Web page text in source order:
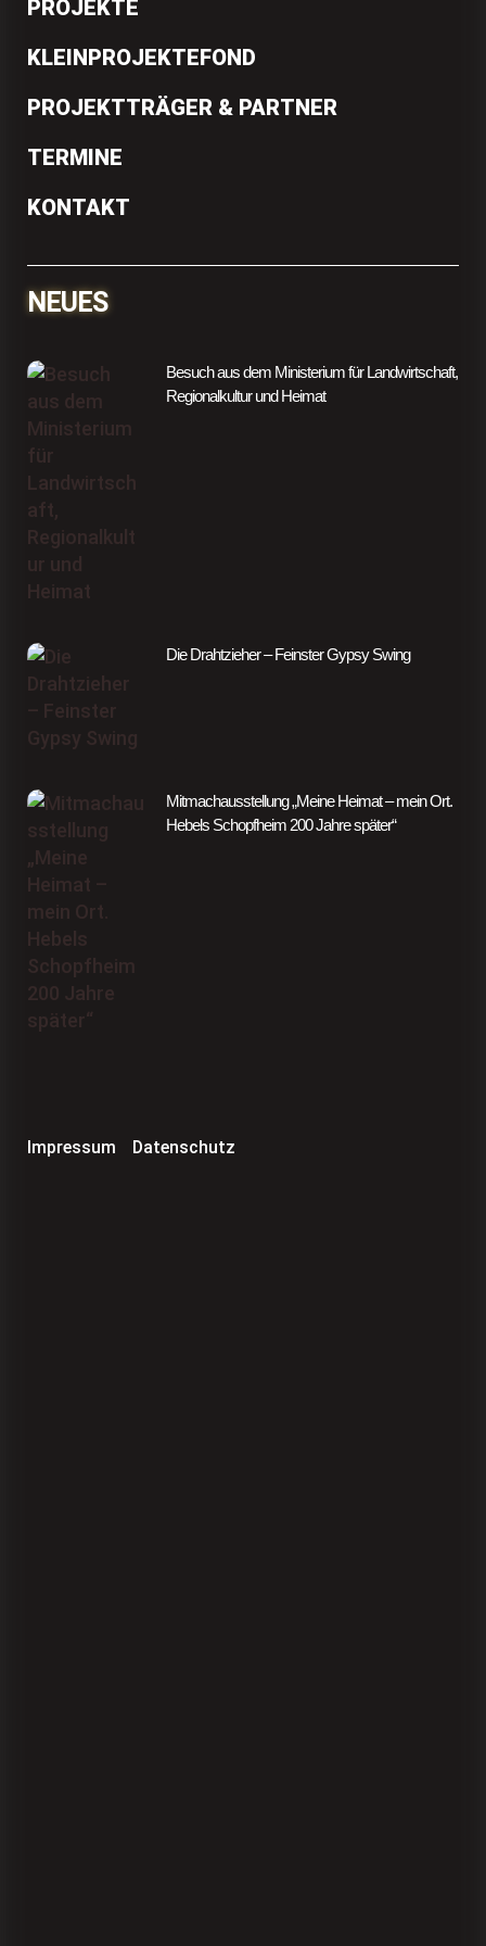
PROJEKTE
KLEINPROJEKTEFOND
PROJEKTTRÄGER & PARTNER
TERMINE
KONTAKT
NEUES
Besuch aus dem Ministerium für Landwirtschaft,
Regionalkultur und Heimat
Die Drahtzieher – Feinster Gypsy Swing
Mitmachausstellung „Meine Heimat – mein Ort.
Hebels Schopfheim 200 Jahre später“
Impressum Datenschutz